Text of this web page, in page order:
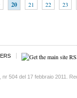
20 21 22 23
504 del 17 febbraio 2011.